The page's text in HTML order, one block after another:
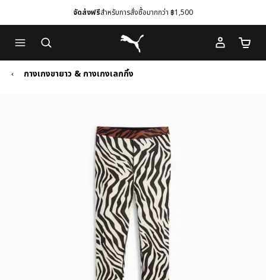
to
Main
content
to
Footer
Content
จัดส่งฟรีสำหรับการสั่งซื้อมากกว่า ฿1,500
Puma โฮม
จำนว
กางเกงขายาว & กางเกงเลกกิ้ง